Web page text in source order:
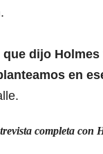
dijo
en
completa con